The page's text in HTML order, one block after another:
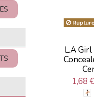
L.A
1,68